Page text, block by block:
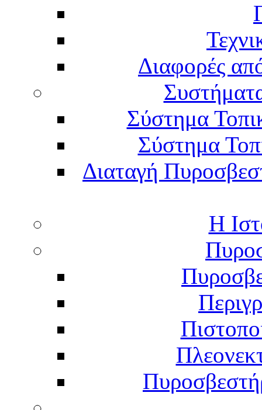
Διαφορές
Σύστημα
Σύστημα
Διαταγή
Η